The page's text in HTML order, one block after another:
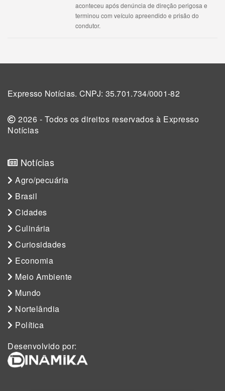
aconteceu após denúncia de direção perigosa e
terminou com veículo apreendido e prisão do
condutor.
Expresso Notícias. CNPJ: 35.701.734/0001-82
2026 - Todos os direitos reservados à Expresso
Notícias
Notícias
Agro/pecuária
Brasil
Cidades
Culinária
Curiosidades
Economia
Meio Ambiente
Mundo
Nortelândia
Política
Desenvolvido por: